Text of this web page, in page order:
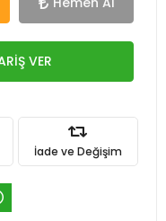
VER
İade ve Değişim